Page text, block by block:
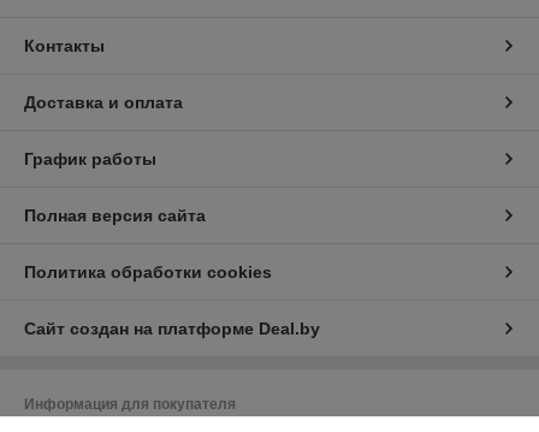
Контакты
Доставка и оплата
График работы
Полная версия сайта
Политика обработки cookies
Сайт создан на платформе Deal.by
Информация для покупателя